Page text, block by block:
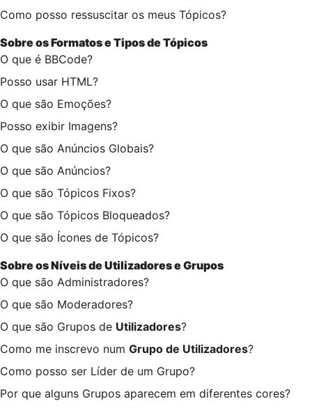
Como posso ressuscitar os meus Tópicos?
Sobre osFormatoseTipos de Tópicos
O que é BBCode?
Posso usar HTML?
O que são Emoções?
Posso exibir Imagens?
O que são Anúncios Globais?
O que são Anúncios?
O que são Tópicos Fixos?
O que são Tópicos Bloqueados?
O que são Ícones de Tópicos?
Sobre osNíveis de UtilizadoreseGrupos
O que são Administradores?
O que são Moderadores?
O que são Grupos de Utilizadores?
Como me inscrevo num Grupo de Utilizadores?
Como posso ser Líder de um Grupo?
Por que alguns Grupos aparecem em diferentes cores?